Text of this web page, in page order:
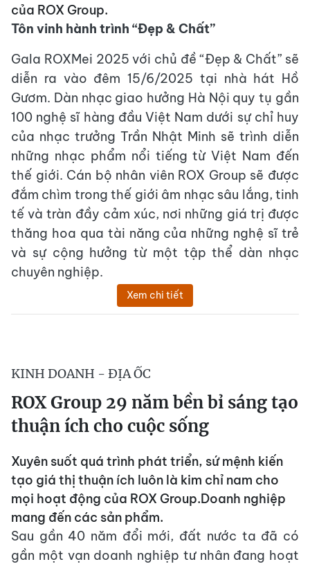
của ROX Group.
Tôn vinh hành trình “Đẹp & Chất”
Gala ROXMei 2025 với chủ đề “Đẹp & Chất” sẽ
diễn ra vào đêm 15/6/2025 tại nhà hát Hồ
Gươm. Dàn nhạc giao hưởng Hà Nội quy tụ gần
100 nghệ sĩ hàng đầu Việt Nam dưới sự chỉ huy
của nhạc trưởng Trần Nhật Minh sẽ trình diễn
những nhạc phẩm nổi tiếng từ Việt Nam đến
thế giới. Cán bộ nhân viên ROX Group sẽ được
đắm chìm trong thế giới âm nhạc sâu lắng, tinh
tế và tràn đầy cảm xúc, nơi những giá trị được
thăng hoa qua tài năng của những nghệ sĩ trẻ
và sự cộng hưởng từ một tập thể dàn nhạc
chuyên nghiệp.
Xem chi tiết
KINH DOANH - ĐỊA ỐC
ROX Group 29 năm bền bỉ sáng tạo
thuận ích cho cuộc sống
Xuyên suốt quá trình phát triển, sứ mệnh kiến
tạo giá thị thuận ích luôn là kim chỉ nam cho
mọi hoạt động của ROX Group.Doanh nghiệp
mang đến các sản phẩm.
Sau gần 40 năm đổi mới, đất nước ta đã có
gần một vạn doanh nghiệp tư nhân đang hoạt